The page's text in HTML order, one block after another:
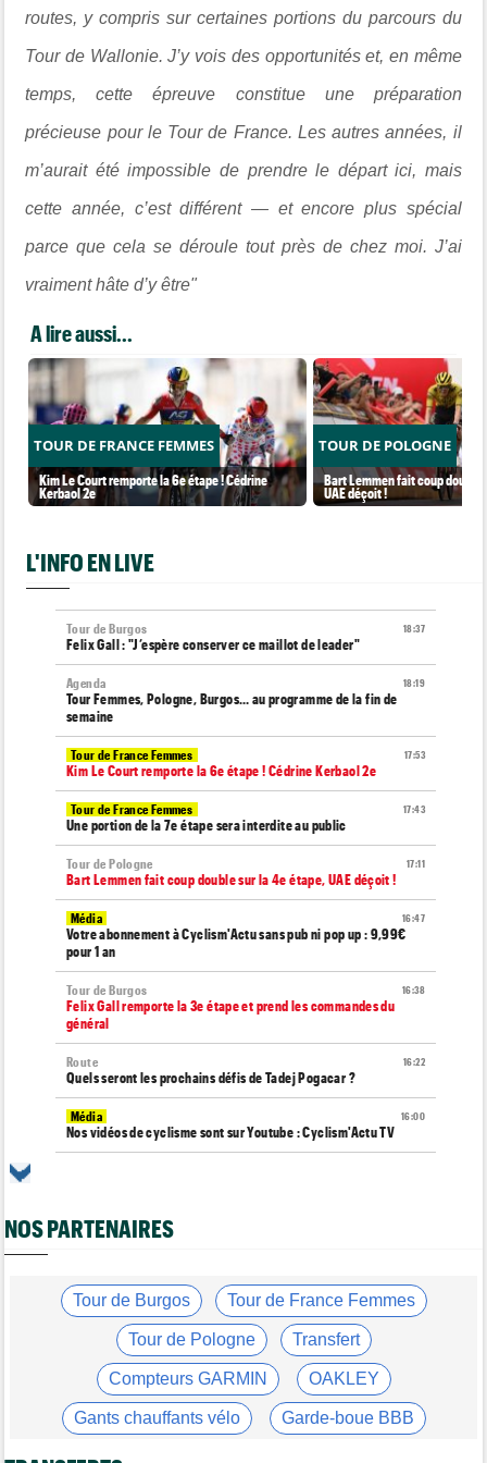
routes, y compris sur certaines portions du parcours du
Tour de Wallonie. J’y vois des opportunités et, en même
temps, cette épreuve constitue une préparation
précieuse pour le Tour de France. Les autres années, il
m’aurait été impossible de prendre le départ ici, mais
cette année, c’est différent — et encore plus spécial
parce que cela se déroule tout près de chez moi. J’ai
vraiment hâte d’y être"
A lire aussi...
TOUR DE FRANCE FEMMES
Kim Le Court remporte la 6e étape ! Cédrine
Kerbaol 2e
TOUR DE POLOGNE
Bart Lemmen fait coup double
UAE déçoit !
L'INFO EN LIVE
18:37
Tour de Burgos
Felix Gall : "J’espère conserver ce maillot de leader"
18:19
Agenda
Tour Femmes, Pologne, Burgos… au programme de la fin de
semaine
17:53
Tour de France Femmes
Kim Le Court remporte la 6e étape ! Cédrine Kerbaol 2e
17:43
Tour de France Femmes
Une portion de la 7e étape sera interdite au public
17:11
Tour de Pologne
Bart Lemmen fait coup double sur la 4e étape, UAE déçoit !
16:47
Média
Votre abonnement à Cyclism'Actu sans pub ni pop up : 9,99€
pour 1 an
16:38
Tour de Burgos
Felix Gall remporte la 3e étape et prend les commandes du
général
16:22
Route
Quels seront les prochains défis de Tadej Pogacar ?
16:00
Média
Nos vidéos de cyclisme sont sur Youtube : Cyclism'Actu TV
Route
15:00
Tour de France Femmes
David Lappartient : "Le cyclisme féminin progresse mais..."
Tour de France Femmes
Niedermaier : "On savait que Kasia pouvait suivre Demi"
14:21
Tour de France Femmes
Puck Pieterse : "Désormais, je vise le maillot à pois..."
Transfert
NOS PARTENAIRES
Tour de Burgos Tour de France Femmes
Tour de Pologne Transfert
Compteurs GARMIN OAKLEY
Gants chauffants vélo Garde-boue BBB
Casque ABUS